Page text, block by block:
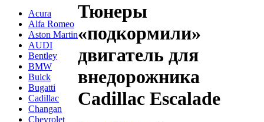
Acura
Alfa Romeo
Aston Martin
AUDI
Bentley
BMW
Buick
Bugatti
Cadillac
Changan
Chevrolet
Тюнеры
«подкормили»
двигатель для
внедорожника
Cadillac Escalade